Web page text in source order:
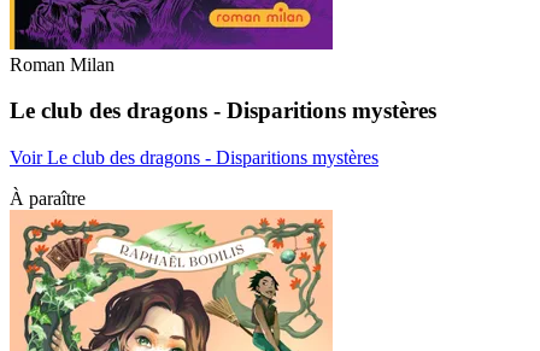
Roman Milan
Le club des dragons - Disparitions mystères
Voir Le club des dragons - Disparitions mystères
À paraître